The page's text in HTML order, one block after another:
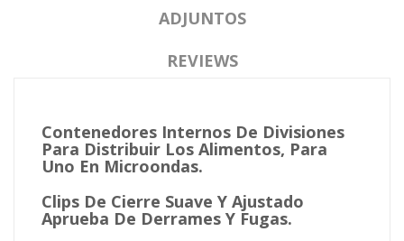
ADJUNTOS
REVIEWS
Contenedores Internos De Divisiones
Para Distribuir Los Alimentos, Para
Uno En Microondas.
Clips De Cierre Suave Y Ajustado
Aprueba De Derrames Y Fugas.